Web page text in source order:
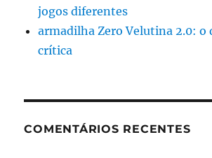
jogos diferentes
armadilha Zero Velutina 2.0: o
crítica
COMENTÁRIOS RECENTES